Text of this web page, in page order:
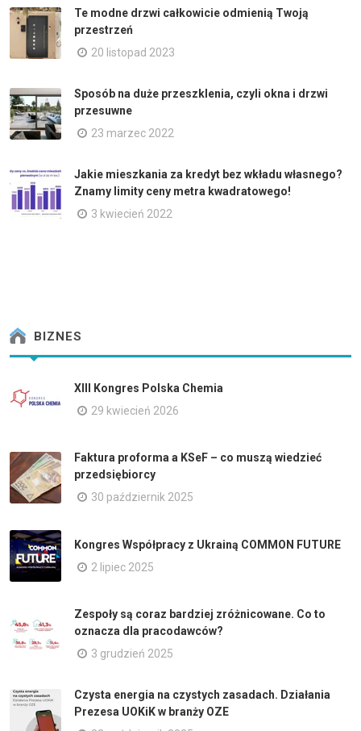
Te modne drzwi całkowicie odmienią Twoją
przestrzeń
20 listopad 2023
Sposób na duże przeszklenia, czyli okna i drzwi
przesuwne
23 marzec 2022
Jakie mieszkania za kredyt bez wkładu własnego?
Znamy limity ceny metra kwadratowego!
3 kwiecień 2022
BIZNES
XIII Kongres Polska Chemia
29 kwiecień 2026
Faktura proforma a KSeF – co muszą wiedzieć
przedsiębiorcy
30 październik 2025
Kongres Współpracy z Ukrainą COMMON FUTURE
2 lipiec 2025
Zespoły są coraz bardziej zróżnicowane. Co to
oznacza dla pracodawców?
3 grudzień 2025
Czysta energia na czystych zasadach. Działania
Prezesa UOKiK w branży OZE